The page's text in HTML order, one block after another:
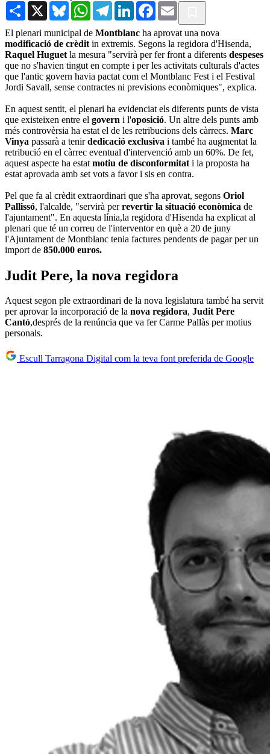
Share X BlueskyWhatsAppTelegramLinkedInFacebook
Email
El plenari municipal de Montblanc ha aprovat una nova
modificació de crèdit in extremis. Segons la regidora d'Hisenda,
Raquel Huguet la mesura "servirà per fer front a diferents despeses
que no s'havien tingut en compte i per les activitats culturals d'actes
que l'antic govern havia pactat com el Montblanc Fest i el Festival
Jordi Savall, sense contractes ni previsions econòmiques", explica.
En aquest sentit, el plenari ha evidenciat els diferents punts de vista
que existeixen entre el govern i l'oposició. Un altre dels punts amb
més controvèrsia ha estat el de les retribucions dels càrrecs. Marc
Vinya passarà a tenirdedicació exclusiva i també ha augmentat la
retribució en el càrrec eventual d'intervenció amb un 60%. De fet,
aquest aspecte ha estat motiu de disconformitat i la proposta ha
estat aprovada amb set vots a favor i sis en contra.
Pel que fa al crèdit extraordinari que s'ha aprovat, segons Oriol
Pallissó, l'alcalde, "servirà perrevertir la situació econòmica de
l'ajuntament". En aquesta línia,la regidora d'Hisenda ha explicat al
plenari que té un correu de l'interventor en què a 20 de juny
l'Ajuntament de Montblanc tenia factures pendents de pagar per un
import de 850.000 euros.
Judit Pere, la nova regidora
Aquest segon ple extraordinari de la nova legislatura també ha servit
per aprovar la incorporació de la nova regidora, Judit Pere
Cantó,després de la renúncia que va fer Carme Pallàs per motius
personals.
Escull Tarragona Digital com la teva font preferida de Google